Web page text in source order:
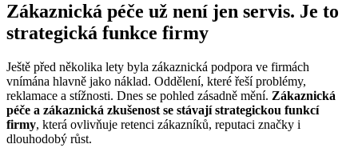
Zákaznická péče už není jen servis. Je to
strategická funkce firmy
Ještě před několika lety byla zákaznická podpora ve firmách
vnímána hlavně jako náklad. Oddělení, které řeší problémy,
reklamace a stížnosti. Dnes se pohled zásadně mění. Zákaznická
péče a zákaznická zkušenost se stávají strategickou funkcí
firmy, která ovlivňuje retenci zákazníků, reputaci značky i
dlouhodobý růst.